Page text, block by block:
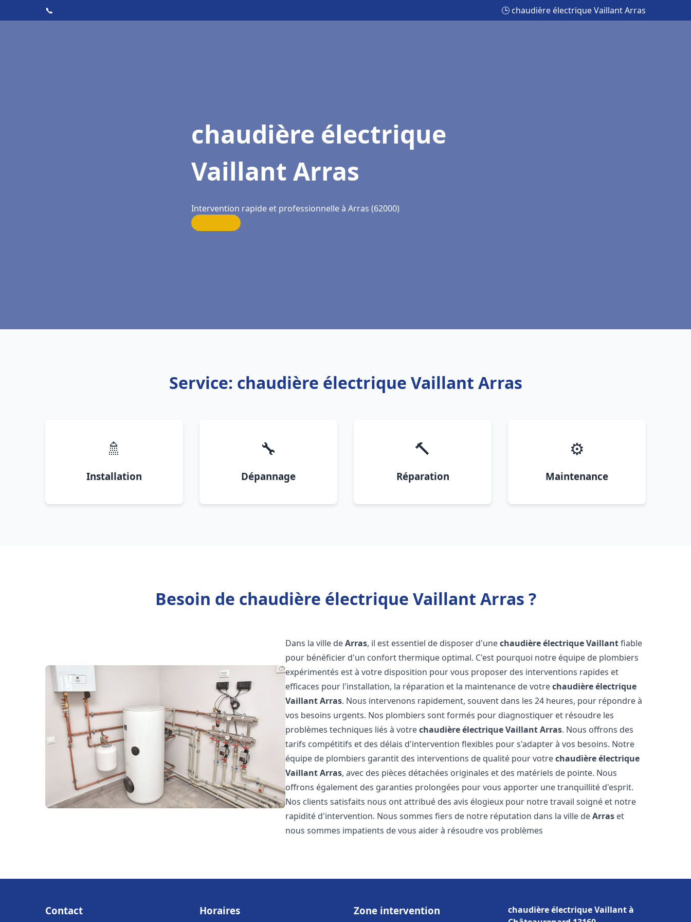
📞 🕒 chaudière électrique Vaillant Arras
chaudière électrique
Vaillant Arras
Intervention rapide et professionnelle à Arras (62000)
Service: chaudière électrique Vaillant Arras
🚿
Installation
🔧
Dépannage
🔨
Réparation
⚙️
Maintenance
Besoin de chaudière électrique Vaillant Arras ?
Dans la ville deArras, il est essentiel de disposer d'unechaudière électrique Vaillantfiable
pour bénéficier d'un confort thermique optimal. C'est pourquoi notre équipe de plombiers
expérimentés est à votre disposition pour vous proposer des interventions rapides et
efficaces pour l'installation, la réparation et la maintenance de votrechaudière électrique
VaillantArras. Nous intervenons rapidement, souvent dans les 24 heures, pour répondre à
vos besoins urgents. Nos plombiers sont formés pour diagnostiquer et résoudre les
problèmes techniques liés à votrechaudière électrique VaillantArras. Nous offrons des
tarifs compétitifs et des délais d'intervention flexibles pour s'adapter à vos besoins. Notre
équipe de plombiers garantit des interventions de qualité pour votrechaudière électrique
VaillantArras, avec des pièces détachées originales et des matériels de pointe. Nous
offrons également des garanties prolongées pour vous apporter une tranquillité d'esprit.
Nos clients satisfaits nous ont attribué des avis élogieux pour notre travail soigné et notre
rapidité d'intervention. Nous sommes fiers de notre réputation dans la ville deArras et
nous sommes impatients de vous aider à résoudre vos problèmes
Contact Horaires Zone intervention
chaudière électrique Vaillant à